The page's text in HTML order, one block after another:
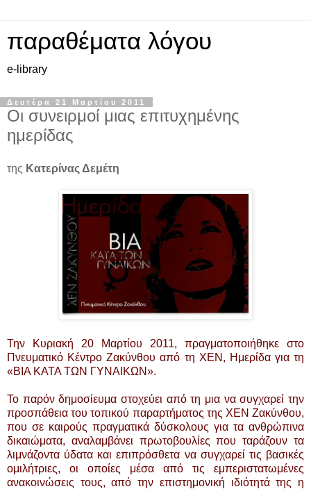
παραθέματα λόγου
e-library
Δευτέρα 21 Μαρτίου 2011
Οι συνειρμοί μιας επιτυχημένης
ημερίδας
της Κατερίνας Δεμέτη
Την Κυριακή 20 Μαρτίου 2011, πραγματοποιήθηκε στο
Πνευματικό Κέντρο Ζακύνθου από τη ΧΕΝ, Ημερίδα για τη
«ΒΙΑ ΚΑΤΑ ΤΩΝ ΓΥΝΑΙΚΩΝ».
Το παρόν δημοσίευμα στοχεύει από τη μια να συγχαρεί την
προσπάθεια του τοπικού παραρτήματος της ΧΕΝ Ζακύνθου,
που σε καιρούς πραγματικά δύσκολους για τα ανθρώπινα
δικαιώματα, αναλαμβάνει πρωτοβουλίες που ταράζουν τα
λιμνάζοντα ύδατα και επιπρόσθετα να συγχαρεί τις βασικές
ομιλήτριες, οι οποίες μέσα από τις εμπεριστατωμένες
ανακοινώσεις τους, από την επιστημονική ιδιότητά της η